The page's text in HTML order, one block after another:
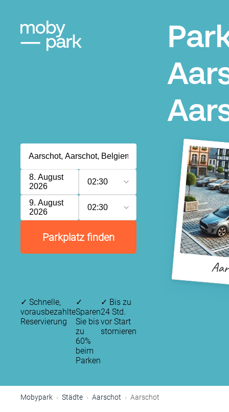
8. August
2026
02:30
9. August
2026
02:30
Parkplatz finden
✓ Schnelle,
vorausbezahlte
Reservierung
✓
Sparen
Sie bis
zu
60%
beim
Parken
✓ Bis zu
24 Std.
vor Start
stornieren
Mobypark Städte Aarschot Aarschot